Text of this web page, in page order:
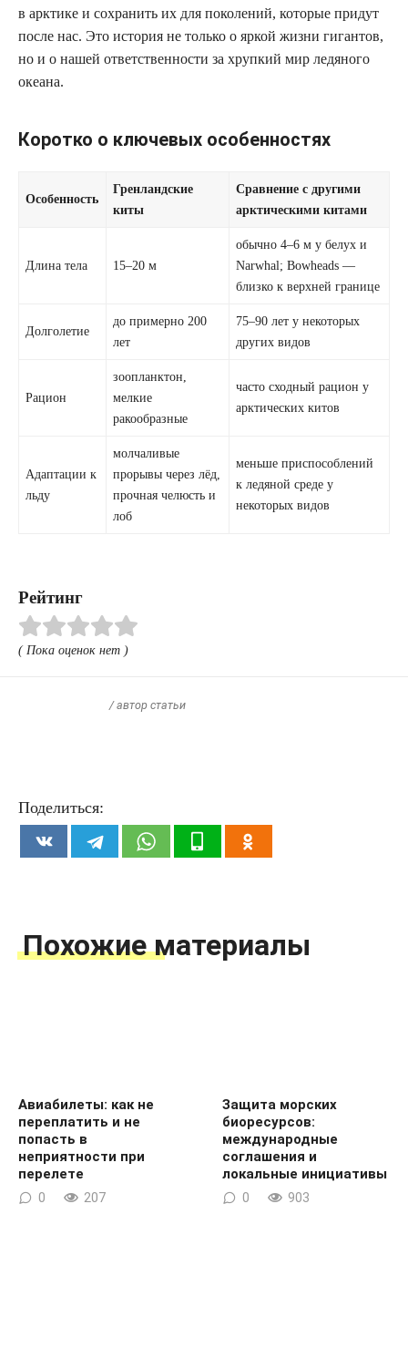
в арктике и сохранить их для поколений, которые придут
после нас. Это история не только о яркой жизни гигантов,
но и о нашей ответственности за хрупкий мир ледяного
океана.
Коротко о ключевых особенностях
Особенность
Гренландские
киты
Сравнение с другими
арктическими китами
Длина тела 15–20 м
обычно 4–6 м у белух и
Narwhal; Bowheads —
близко к верхней границе
Долголетие
до примерно 200
лет
75–90 лет у некоторых
других видов
Рацион
зоопланктон,
мелкие
ракообразные
часто сходный рацион у
арктических китов
Адаптации к
льду
молчаливые
прорывы через лёд,
прочная челюсть и
лоб
меньше приспособлений
к ледяной среде у
некоторых видов
Рейтинг
( Пока оценок нет )
/ автор статьи
Поделиться:
Похожие материалы
Авиабилеты: как не
переплатить и не
попасть в
неприятности при
перелете
0 207
Защита морских
биоресурсов:
международные
соглашения и
локальные инициативы
0 903